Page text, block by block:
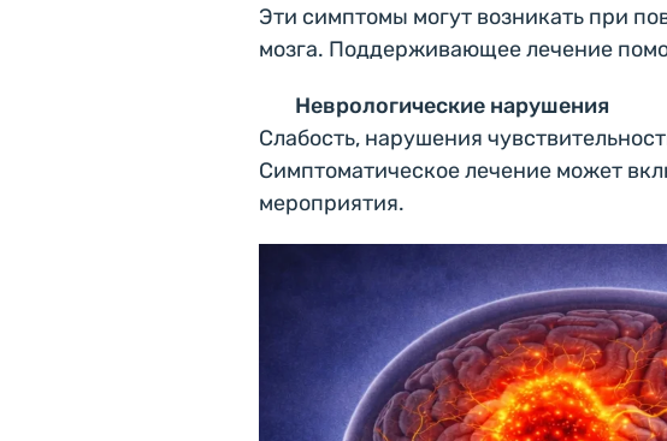
Эти симптомы могут возникать при
мозга. Поддерживающее лечение
Неврологические нарушения
Слабость, нарушения
Симптоматическое лечение может
мероприятия.